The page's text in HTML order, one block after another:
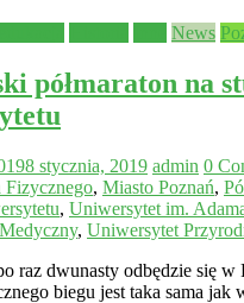
News
półmaraton na
8 stycznia, 2019 admin 0
Fizycznego, Miasto Poznań,
, Uniwersytet im.
, Uniwersytet
raz dwunasty odbędzie się w
biegu jest taka sama jak